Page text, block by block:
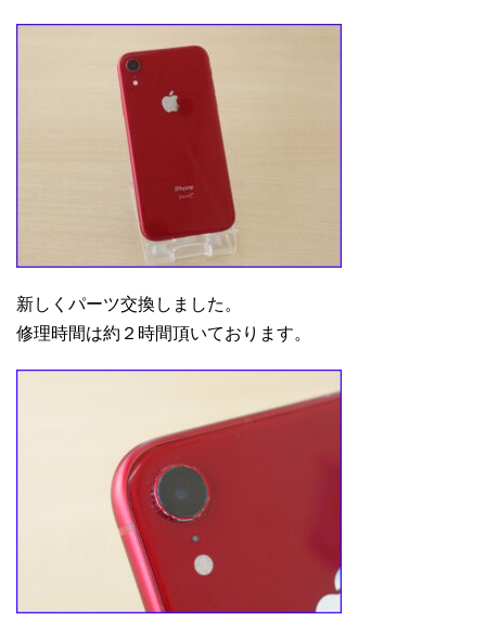
新しくパーツ交換しました。
修理時間は約２時間頂いております。